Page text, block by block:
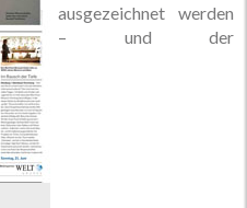
ausgezeichnet werden
– und der